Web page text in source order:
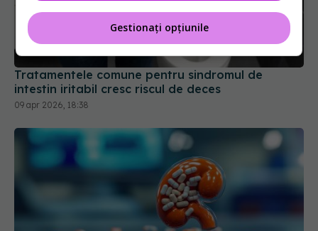
Tratamentele comune pentru sindromul de
intestin iritabil cresc riscul de deces
09 apr 2026, 18:38
Gestionați opțiunile